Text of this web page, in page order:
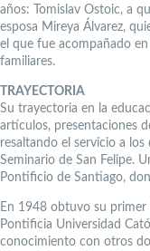
años: Tomislav Ostoic, a
esposa Mireya Álvarez,
el que fue acompañado
familiares.
TRAYECTORIA
Su trayectoria en la
artículos, presentaciones
resaltando el servicio a los
Seminario de San Felipe.
Pontificio de Santiago,
En 1948 obtuvo su primer
Pontificia Universidad
conocimiento con otros